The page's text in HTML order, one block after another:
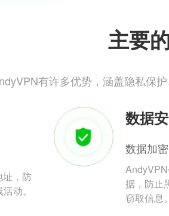
主要
有许多优势，涵盖隐私保
址，防
动。
数据
数据加密
据，防止
窃取信息。